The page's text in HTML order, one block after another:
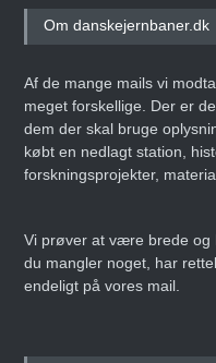
Om danskejernbaner.dk
Af de mange mails vi
meget forskellige. Der er
dem der skal bruge
købt en nedlagt station,
forskningsprojekter,
Vi prøver at være brede og
du mangler noget, har
endeligt på vores mail.